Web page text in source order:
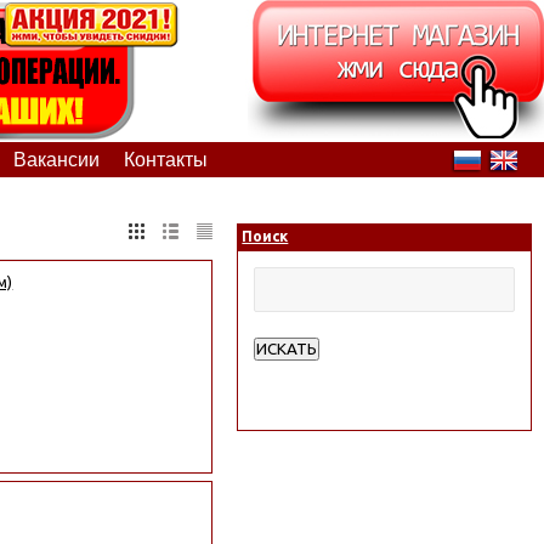
Вакансии Контакты
Поиск
ИСКАТЬ